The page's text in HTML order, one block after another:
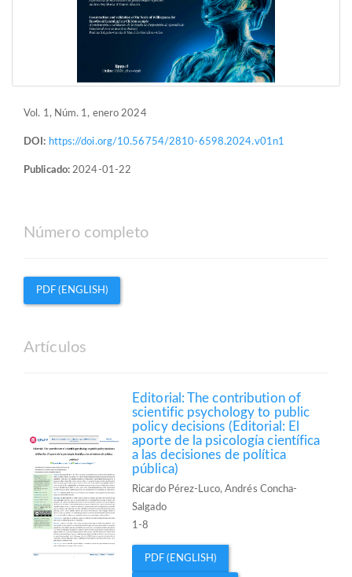
Vol. 1, Núm. 1, enero 2024
DOI: https://doi.org/10.56754/2810-6598.2024.v01n1
Publicado:2024-01-22
Número completo
PDF (ENGLISH)
Artículos
Editorial: The contribution of
scientific psychology to public
policy decisions (Editorial: El
aporte de la psicología científica
a las decisiones de política
pública)
Ricardo Pérez-Luco, Andrés Concha-
Salgado
1-8
PDF (ENGLISH)